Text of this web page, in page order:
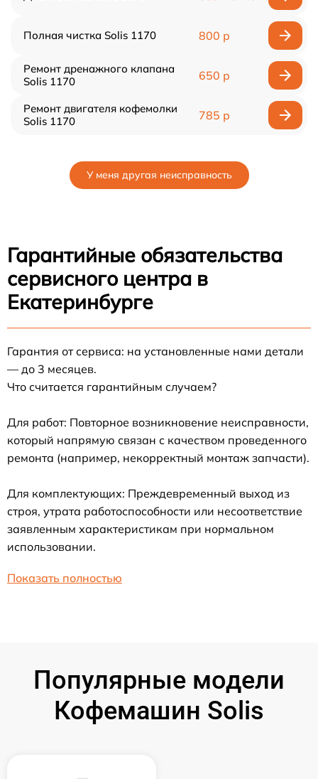
Полная чистка Solis 1170 800 р
Ремонт дренажного клапана
Solis 1170
650 р
Ремонт двигателя кофемолки
Solis 1170
785 р
У меня другая неисправность
Гарантийные обязательства
сервисного центра в
Екатеринбурге
Гарантия от сервиса: на установленные нами детали
— до 3 месяцев.
Что считается гарантийным случаем?
Для работ: Повторное возникновение неисправности,
который напрямую связан с качеством проведенного
ремонта (например, некорректный монтаж запчасти).
Для комплектующих: Преждевременный выход из
строя, утрата работоспособности или несоответствие
заявленным характеристикам при нормальном
использовании.
Показать полностью
Популярные модели
Кофемашин Solis